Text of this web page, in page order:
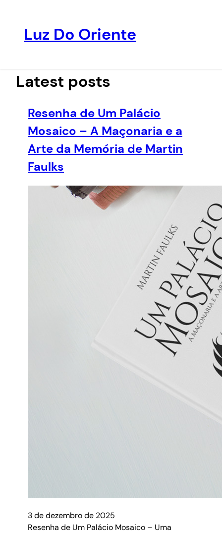
conteúdo
Luz Do Oriente
Latest posts
Resenha de Um Palácio
Mosaico – A Maçonaria e a
Arte da Memória de Martin
Faulks
3 de dezembro de 2025
Resenha de Um Palácio Mosaico – Uma